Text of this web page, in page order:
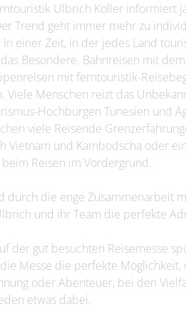
Ulbrich Koller informiert
Trend geht immer mehr zu
einer Zeit, in der jedes Land
Besondere. Bahnreisen mit
mit ferntouristik-
Viele Menschen reizt das
Hochburgen Tunesien und
viele Reisende
Vietnam und Kambodscha oder
Reisen im Vordergrund.
durch die enge Zusammenarbeit
und ihr Team die perfekte
der gut besuchten Reisemesse
Messe die perfekte Möglichkeit,
oder Abenteuer, bei den
etwas dabei.